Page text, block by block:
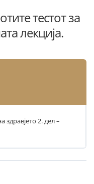
тестот за
лекција.
2. дел –